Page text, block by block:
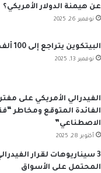
عن هيمنة الدولار الأمريكي؟
نوفمبر 26, 2025
البيتكوين يتراجع إلى 100 ألف دولار
نوفمبر 13, 2025
الفيدرالي الأمريكي على
الفائدة المتوقع ومخاطر
الاصطناعي”
أكتوبر 28, 2025
3 سيناريوهات لقرار
المحتمل على الأسواق